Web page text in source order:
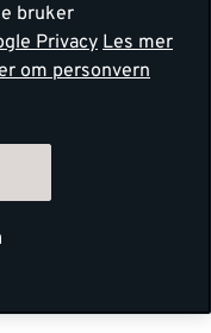
bruker
Privacy Les mer
om personvern